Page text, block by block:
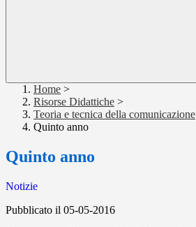
Home >
Risorse Didattiche >
Teoria e tecnica della comunicazione
Quinto anno
Quinto anno
Notizie
Pubblicato il 05-05-2016